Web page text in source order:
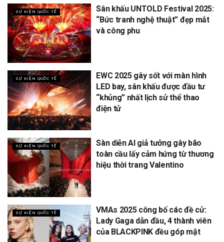
SỰ KIỆN QUỐC TẾ
Sân khấu UNTOLD Festival 2025:
“Bức tranh nghệ thuật” đẹp mắt
và công phu
SỰ KIỆN QUỐC TẾ
EWC 2025 gây sốt với màn hình
LED bay, sân khấu được đầu tư
“khủng” nhất lịch sử thể thao
điện tử
SỰ KIỆN QUỐC TẾ
Sàn diễn AI giả tưởng gây bão
toàn cầu lấy cảm hứng từ thương
hiệu thời trang Valentino
SỰ KIỆN QUỐC TẾ
VMAs 2025 công bố các đề cử:
Lady Gaga dẫn đầu, 4 thành viên
của BLACKPINK đều góp mặt